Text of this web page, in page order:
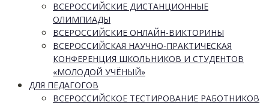
ВСЕРОССИЙСКИЕ ДИСТАНЦИОННЫЕ
ОЛИМПИАДЫ
ВСЕРОССИЙСКИЕ ОНЛАЙН-ВИКТОРИНЫ
ВСЕРОССИЙСКАЯ НАУЧНО-ПРАКТИЧЕСКАЯ
КОНФЕРЕНЦИЯ ШКОЛЬНИКОВ И СТУДЕНТОВ
«МОЛОДОЙ УЧЁНЫЙ»
ДЛЯ ПЕДАГОГОВ
ВСЕРОССИЙСКОЕ ТЕСТИРОВАНИЕ РАБОТНИКОВ